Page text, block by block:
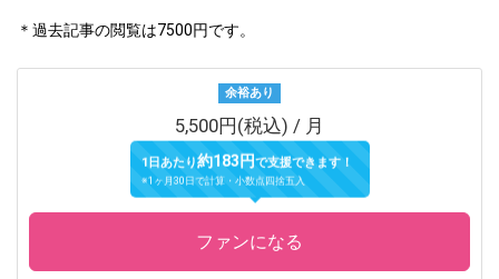
＊過去記事の閲覧は7500円です。
余裕あり
5,500円(税込) / 月
1日あたり約183円で支援できます！
※1ヶ月30日で計算・小数点四捨五入
ファンになる